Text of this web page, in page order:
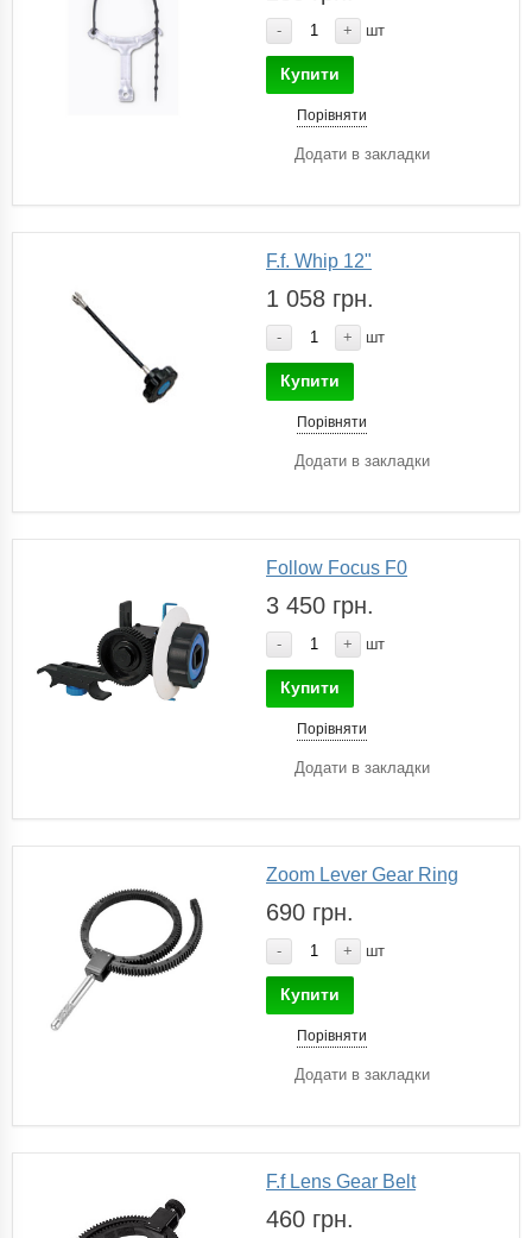
- + шт
Купити
Порівняти
Додати в закладки
F.f. Whip 12"
1 058 грн.
- + шт
Купити
Порівняти
Додати в закладки
Follow Focus F0
3 450 грн.
- + шт
Купити
Порівняти
Додати в закладки
Zoom Lever Gear Ring
690 грн.
- + шт
Купити
Порівняти
Додати в закладки
F.f Lens Gear Belt
460 грн.